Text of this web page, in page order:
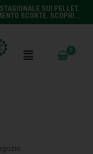
SUI PELLET.
SCORTE. SCOPRI...
38